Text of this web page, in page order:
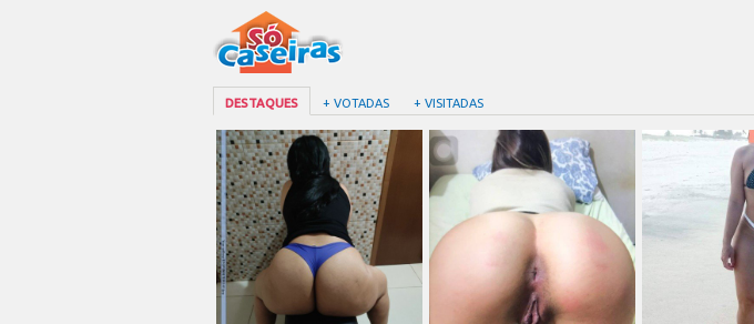
DESTAQUES + VOTADAS + VISITADAS